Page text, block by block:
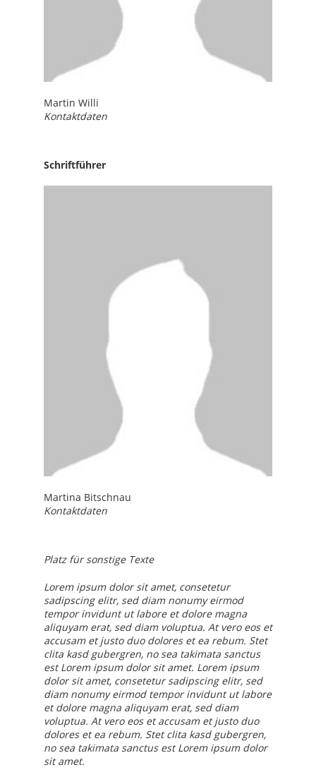
Martin Willi
Kontaktdaten
Schriftführer
Martina Bitschnau
Kontaktdaten
Platz für sonstige Texte
Lorem ipsum dolor sit amet, consetetur
sadipscing elitr, sed diam nonumy eirmod
tempor invidunt ut labore et dolore magna
aliquyam erat, sed diam voluptua. At vero eos et
accusam et justo duo dolores et ea rebum. Stet
clita kasd gubergren, no sea takimata sanctus
est Lorem ipsum dolor sit amet. Lorem ipsum
dolor sit amet, consetetur sadipscing elitr, sed
diam nonumy eirmod tempor invidunt ut labore
et dolore magna aliquyam erat, sed diam
voluptua. At vero eos et accusam et justo duo
dolores et ea rebum. Stet clita kasd gubergren,
no sea takimata sanctus est Lorem ipsum dolor
sit amet.